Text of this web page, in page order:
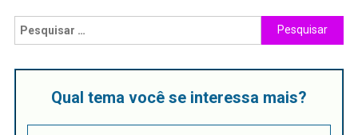
Qual tema você se interessa mais?